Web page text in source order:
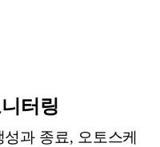
터링
과 종료, 오토스케